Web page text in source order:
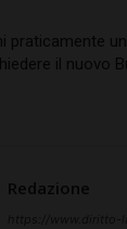
praticamente
il nuovo
Redazione